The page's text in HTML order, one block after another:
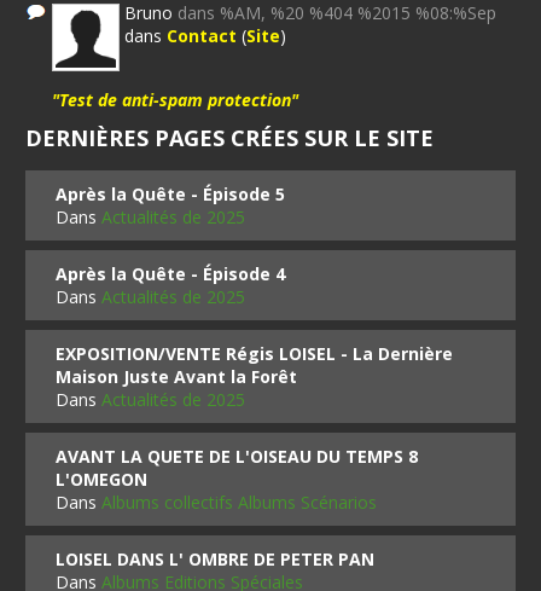
Bruno dans %AM, %20 %404 %2015 %08:%Sep
dans Contact (Site)
"Test de anti-spam protection"
DERNIÈRES PAGES CRÉES SUR LE SITE
Après la Quête - Épisode 5
DansActualités de 2025
Après la Quête - Épisode 4
DansActualités de 2025
EXPOSITION/VENTE Régis LOISEL - La Dernière
Maison Juste Avant la Forêt
DansActualités de 2025
AVANT LA QUETE DE L'OISEAU DU TEMPS 8
L'OMEGON
DansAlbums collectifs Albums Scénarios
LOISEL DANS L' OMBRE DE PETER PAN
DansAlbums Editions Spéciales